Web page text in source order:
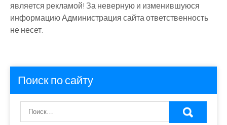
является рекламой! За неверную и изменившуюся
информацию Администрация сайта ответственность
не несет.
Поиск по сайту